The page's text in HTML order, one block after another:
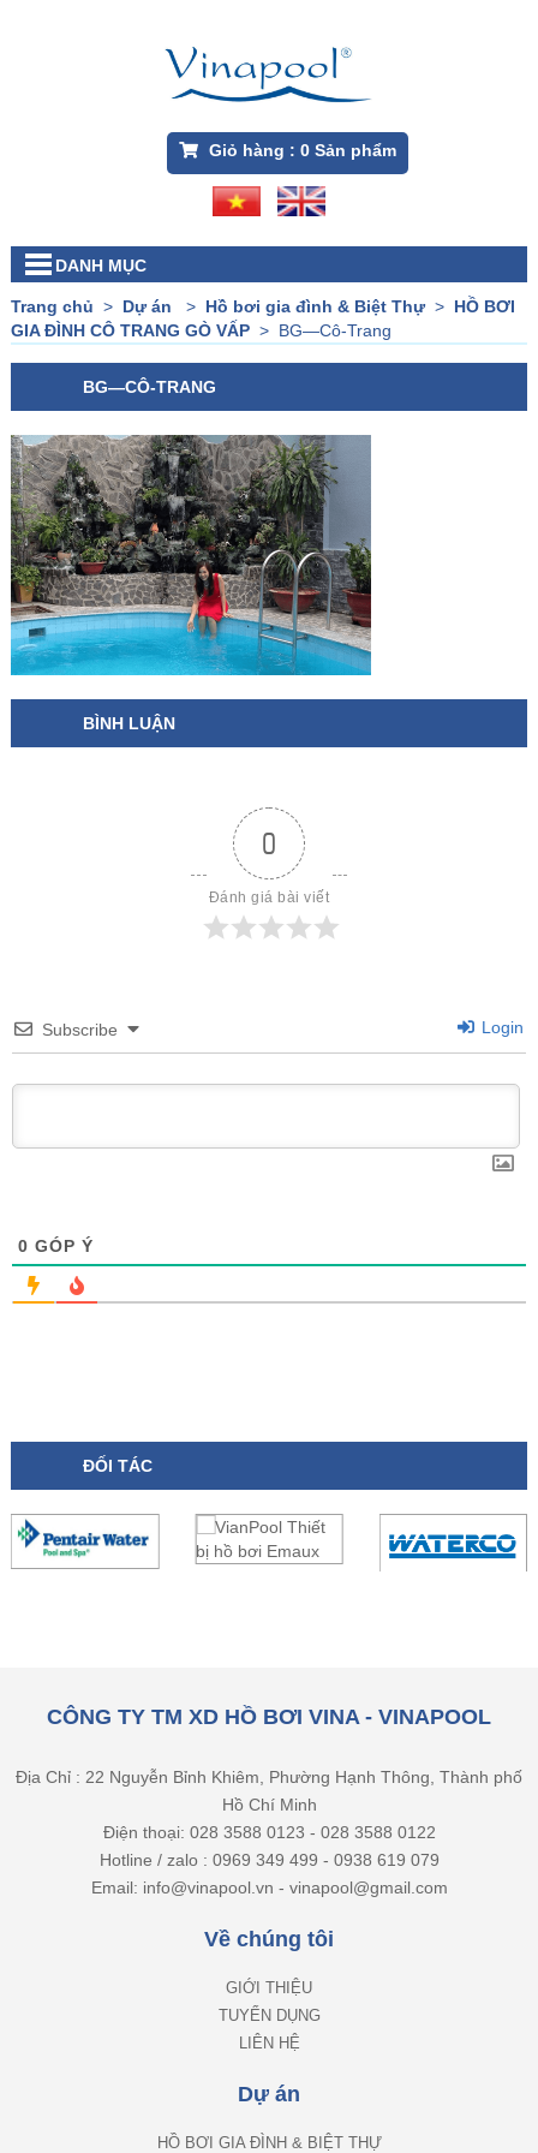
Giỏ hàng : 0Sản phẩm
DANH MỤC
Trang chủ > Dự án > Hồ bơi gia đình & Biệt Thự> HỒ BƠI
GIA ĐÌNH CÔ TRANG GÒ VẤP> BG—Cô-Trang
BG—CÔ-TRANG
BÌNH LUẬN
0
Đánh giá bài viết
Subscribe Login
0 GÓP Ý
ĐỐI TÁC
CÔNG TY TM XD HỒ BƠI VINA - VINAPOOL
Địa Chỉ : 22 Nguyễn Bỉnh Khiêm, Phường Hạnh Thông, Thành phố
Hồ Chí Minh
Điện thoại: 028 3588 0123 - 028 3588 0122
Hotline / zalo : 0969 349 499 - 0938 619 079
Email: info@vinapool.vn - vinapool@gmail.com
Về chúng tôi
GIỚI THIỆU
TUYỂN DỤNG
LIÊN HỆ
Dự án
HỒ BƠI GIA ĐÌNH & BIỆT THỰ